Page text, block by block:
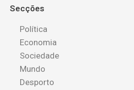
Secções
Política
Economia
Sociedade
Mundo
Desporto